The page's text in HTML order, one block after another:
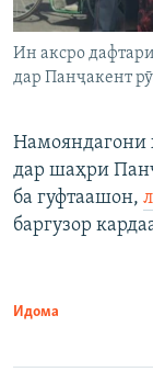
Ин аксро
дар Панҷакент
Намояндагони
дар шаҳри
ба гуфтаашон,
баргузор
Идома